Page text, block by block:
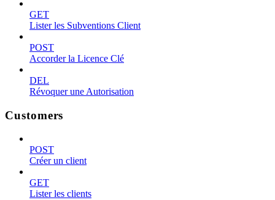
GET
Lister les Subventions Client
POST
Accorder la Licence Clé
DEL
Révoquer une Autorisation
Customers
POST
Créer un client
GET
Lister les clients